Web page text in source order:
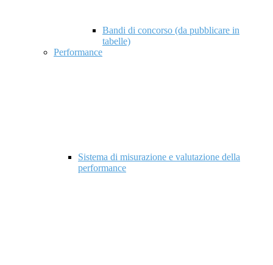
Bandi di concorso (da pubblicare in
tabelle)
Performance
Sistema di misurazione e valutazione della
performance